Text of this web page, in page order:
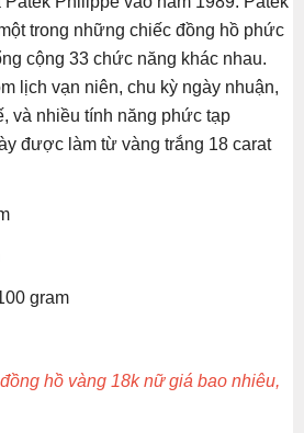
trong những chiếc đồng hồ phức
cộng 33 chức năng khác nhau.
lịch vạn niên, chu kỳ ngày nhuận,
và nhiều tính năng phức tạp
được làm từ vàng trắng 18 carat
gram
hồ vàng 18k nữ giá bao nhiêu,